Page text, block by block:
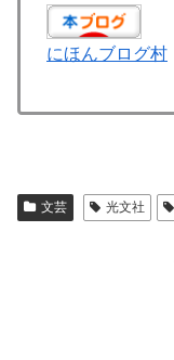
にほんブログ村
文芸 光文社